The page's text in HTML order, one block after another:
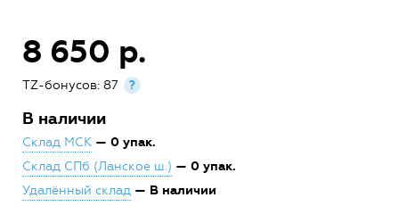
8 650 р.
TZ-бонусов: 87 ?
В наличии
Склад МСК — 0 упак.
Склад СПб (Ланское ш.) — 0 упак.
Удалённый склад — В наличии